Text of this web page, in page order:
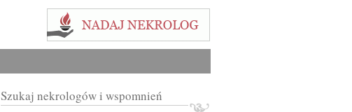
Szukaj nekrologów i wspomnień